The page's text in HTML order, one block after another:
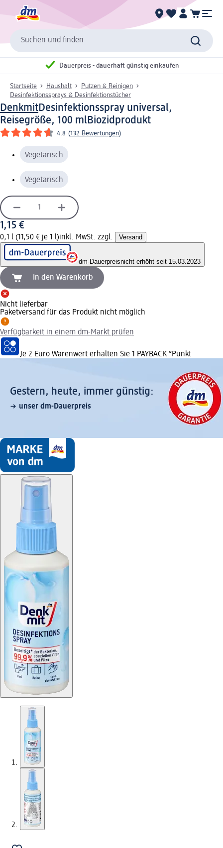
Suchen und finden
Dauerpreis - dauerhaft günstig einkaufen
Startseite Haushalt
Putzen & Reinigen
Desinfektionssprays & Desinfektionstücher
DenkmitDesinfektionsspray universal,
Reisegröße, 100 mlBiozidprodukt
4.8 (132 Bewertungen)
Vegetarisch
Vegetarisch
1,15 €
0,1 l (11,50 € je 1 l)inkl. MwSt. zzgl. Versand
dm-Dauerpreisnicht erhöht seit 15.03.2023
In den Warenkorb
Nicht lieferbar
Paketversand für das Produkt nicht möglich
Verfügbarkeit in einem dm-Markt prüfen
Je 2 Euro Warenwert erhalten Sie 1 PAYBACK °Punkt
Gestern, heute, immer günstig:
unser dm-Dauerpreis